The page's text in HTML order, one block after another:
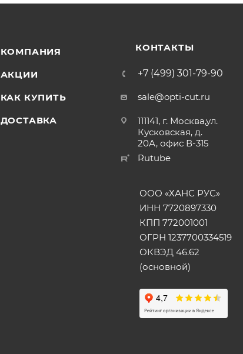
КОМПАНИЯ
АКЦИИ
КАК КУПИТЬ
ДОСТАВКА
КОНТАКТЫ
+7 (499) 301-79-90
sale@opti-cut.ru
111141, г. Москва,ул.
Кусковская, д.
20А, офис В-315
Rutube
ООО «ХАНС РУС»
ИНН 7720897330
КПП 772001001
ОГРН 1237700334519
ОКВЭД 46.62
(основной)